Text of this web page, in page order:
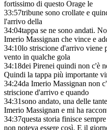
fortissimo di questo Orage le
33:57tribune sono crollate e
l'arrivo della
34:04tappa se ne sono andati.
Imerio Massignan che vince e
34:10lo striscione d'arrivo viene
vento in qualche gola
34:18dei Pirenei quindi non c'è
Quindi la tappa più importante
34:24da Imerio Massignan non
striscione d'arrivo e quando
34:31sono andato, una delle
Imerio Massignan e mi ha
34:37questa storia finisce
non poteva essere così. E il